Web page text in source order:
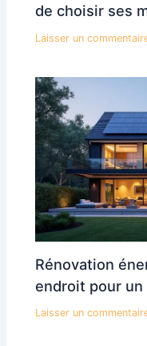
de choisir ses
Laisser un
Rénovation
endroit pour
Laisser un